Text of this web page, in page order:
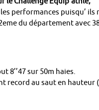
performances puisqu’
du département avec
8’’47 sur 50m haies.
record au saut en hauteur